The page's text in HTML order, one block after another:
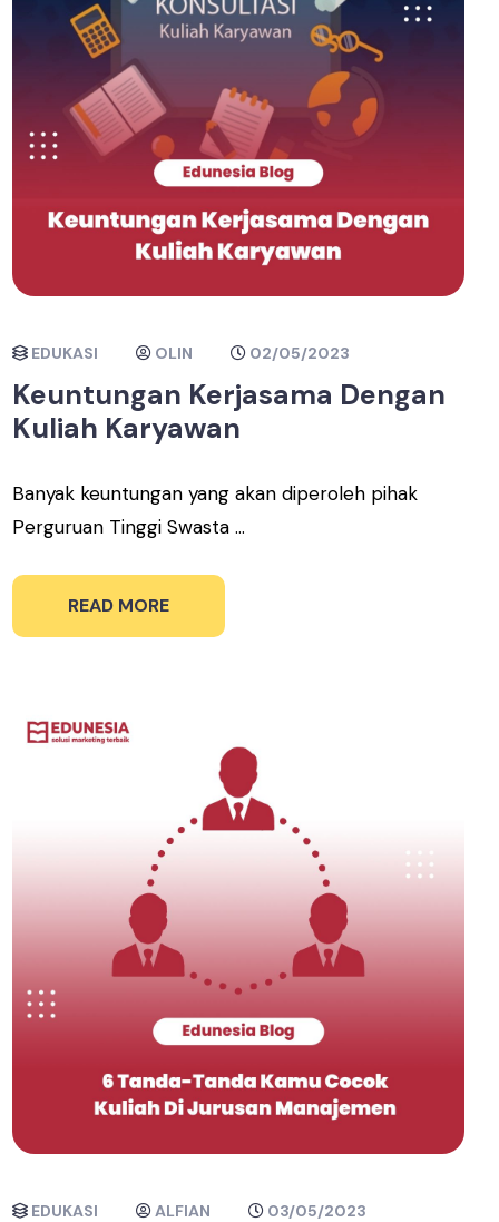
EDUKASI OLIN 02/05/2023
Keuntungan Kerjasama Dengan
Kuliah Karyawan
Banyak keuntungan yang akan diperoleh pihak
Perguruan Tinggi Swasta ...
READ MORE
EDUKASI ALFIAN 03/05/2023